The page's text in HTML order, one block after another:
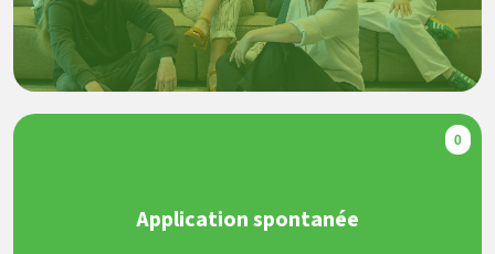
0
Application spontanée